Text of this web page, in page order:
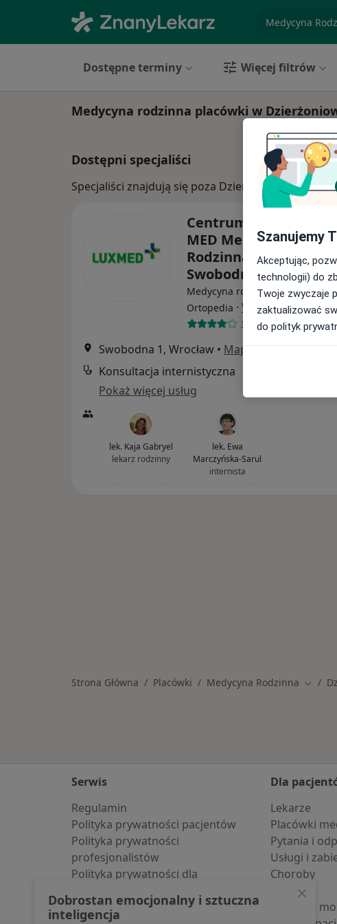
Dostępne terminy Więcej filtrów
Medycyna rodzinna placówki w
Dostępni specjaliści
Specjaliści znajdują się poza Dzierżoniów,
Centrum Medyczne
MED Medycyna
Rodzinna – Wrocław,
Swobodna 1
Medycyna rodzinna, Interna,
Ortopedia · Więcej
337 opinii
Swobodna 1, Wrocław • Mapa
Konsultacja internistyczna
Pokaż więcej usług
lek. Kaja Gabryel
lekarz rodzinny
lek. Ewa
Marczyńska-Sarul
internista
Strona Główna Placówki Medycyna Rodzinna Zmień
Serwis
Regulamin
Polityka prywatności pacjentów
Polityka prywatności
profesjonalistów
Polityka prywatności dla
pozyskaliśmy samodzielnie
Dla
Lekarze
Placówki
Pytania i
Usługi i
Choroby
Pomoc
Aplikacje
Szanujemy
Akceptując,
technologii) do
Twoje zwyczaje
zaktualizować
do polityk
Dobrostan emocjonalny i sztuczna
inteligencja